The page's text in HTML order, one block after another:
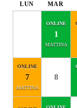
LUN MAR
1
7 8